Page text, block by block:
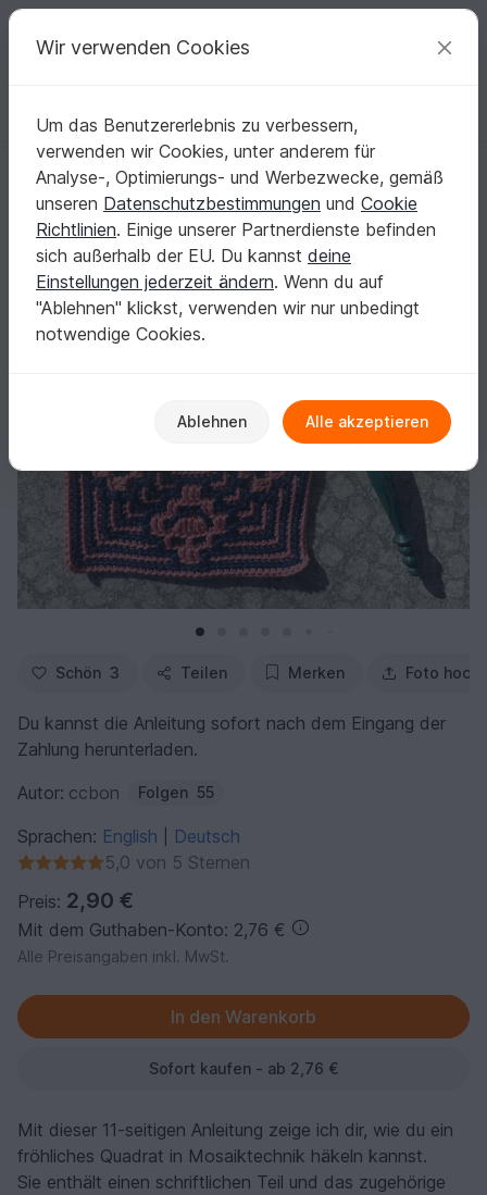
Deine kreativen Ideen
Deutsch | € (EUR) einloggen Kostenlos registrieren
Startseite Häkeln Applikationen Weitere Applikationen
Anleitung Mosaik Square cc-Smile
Anleitung Mosaik Square cc-Smile
Schön 3 Teilen Merken Foto
Du kannst die Anleitung sofort nach dem Eingang der
Zahlung herunterladen.
Autor: ccbon Folgen 55
Sprachen: English
Deutsch
5,0 von 5 Sternen
Preis: 2,90 €
Mit dem Guthaben-Konto: 2,76 €
Alle Preisangaben inkl. MwSt.
Sofort kaufen - ab 2,76 €
Mit dieser 11-seitigen Anleitung zeige ich dir, wie du ein
fröhliches Quadrat in Mosaiktechnik häkeln kannst.
Sie enthält einen schriftlichen Teil und das zugehörige
Wir verwenden Cookies
Um das Benutzererlebnis zu verbessern,
verwenden wir Cookies, unter anderem für
Analyse-, Optimierungs- und Werbezwecke, gemäß
unseren Datenschutzbestimmungen und Cookie
Richtlinien. Einige unserer Partnerdienste befinden
sich außerhalb der EU. Du kannst deine
Einstellungen jederzeit ändern. Wenn du auf
"Ablehnen" klickst, verwenden wir nur unbedingt
notwendige Cookies.
Ablehnen Alle akzeptieren